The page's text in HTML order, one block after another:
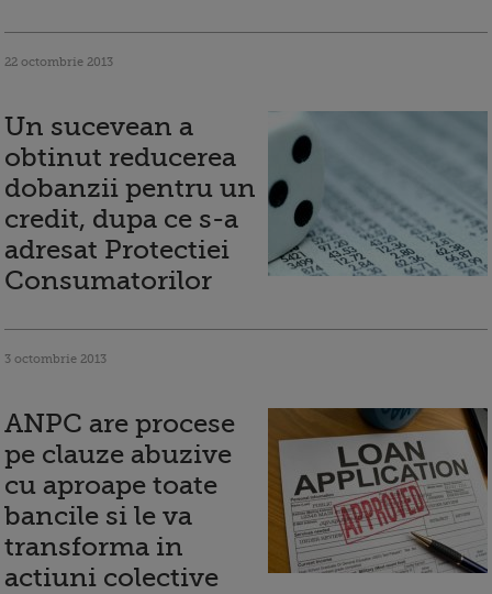
22 octombrie 2013
Un sucevean a
obtinut reducerea
dobanzii pentru un
credit, dupa ce s-a
adresat Protectiei
Consumatorilor
3 octombrie 2013
ANPC are procese
pe clauze abuzive
cu aproape toate
bancile si le va
transforma in
actiuni colective